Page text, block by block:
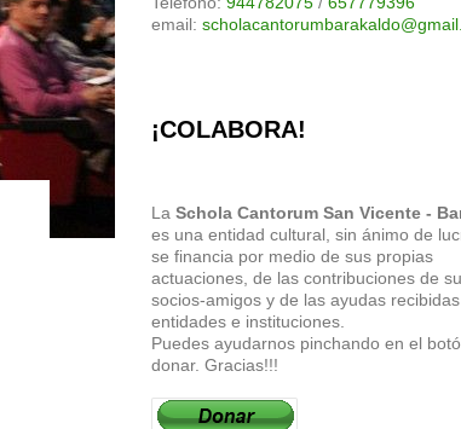
email:
¡COLABORA!
La Schola Cantorum San Vicente -
es una entidad cultural, sin ánimo de
se financia por medio de sus propias
actuaciones, de las contribuciones de
socios-amigos y de las ayudas
entidades e instituciones.
Puedes ayudarnos pinchando en el
donar. Gracias!!!